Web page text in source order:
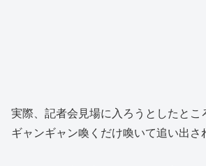
実際、記者会見場に入ろうとしたとこ
ギャンギャン喚くだけ喚いて追い出さ